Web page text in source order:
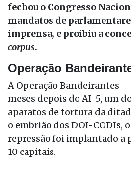
fechou o Congresso
mandatos de
imprensa, e proibiu a
corpus.
Operação
A Operação Bandeirantes
meses depois do AI-5, um
aparatos de tortura da
o embrião dos DOI-CODIs,
repressão foi implantado a
10 capitais.